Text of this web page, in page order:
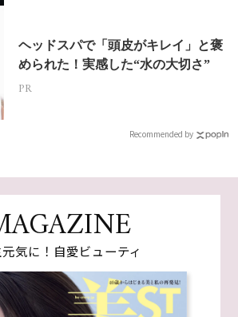
ヘッドスパで「頭皮がキレイ」と褒
められた！実感した“水の大切さ”
PR
Recommended by
気に！自愛ビューティ